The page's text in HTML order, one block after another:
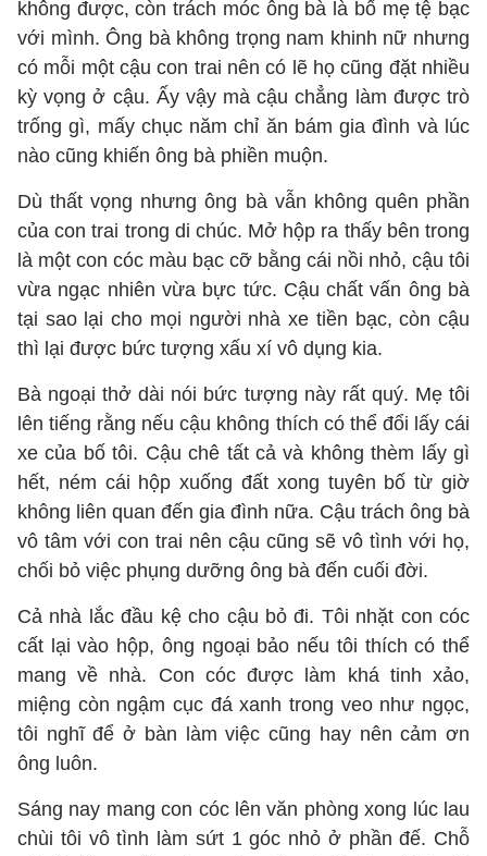
không được, còn trách móc ông bà là bố mẹ tệ bạc
với mình. Ông bà không trọng nam khinh nữ nhưng
có mỗi một cậu con trai nên có lẽ họ cũng đặt nhiều
kỳ vọng ở cậu. Ấy vậy mà cậu chẳng làm được trò
trống gì, mấy chục năm chỉ ăn bám gia đình và lúc
nào cũng khiến ông bà phiền muộn.
Dù thất vọng nhưng ông bà vẫn không quên phần
của con trai trong di chúc. Mở hộp ra thấy bên trong
là một con cóc màu bạc cỡ bằng cái nồi nhỏ, cậu tôi
vừa ngạc nhiên vừa bực tức. Cậu chất vấn ông bà
tại sao lại cho mọi người nhà xe tiền bạc, còn cậu
thì lại được bức tượng xấu xí vô dụng kia.
Bà ngoại thở dài nói bức tượng này rất quý. Mẹ tôi
lên tiếng rằng nếu cậu không thích có thể đổi lấy cái
xe của bố tôi. Cậu chê tất cả và không thèm lấy gì
hết, ném cái hộp xuống đất xong tuyên bố từ giờ
không liên quan đến gia đình nữa. Cậu trách ông bà
vô tâm với con trai nên cậu cũng sẽ vô tình với họ,
chối bỏ việc phụng dưỡng ông bà đến cuối đời.
Cả nhà lắc đầu kệ cho cậu bỏ đi. Tôi nhặt con cóc
cất lại vào hộp, ông ngoại bảo nếu tôi thích có thể
mang về nhà. Con cóc được làm khá tinh xảo,
miệng còn ngậm cục đá xanh trong veo như ngọc,
tôi nghĩ để ở bàn làm việc cũng hay nên cảm ơn
ông luôn.
Sáng nay mang con cóc lên văn phòng xong lúc lau
chùi tôi vô tình làm sứt 1 góc nhỏ ở phần đế. Chỗ